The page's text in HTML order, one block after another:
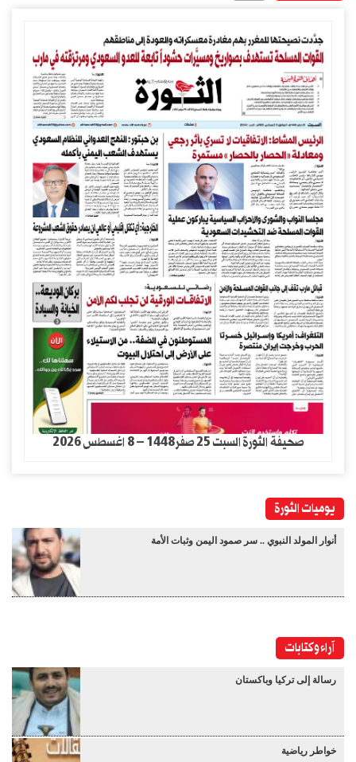
صحيفة الثورة السبت 25 صفر1448 – 8 اغسطس 2026
يوميات الثورة
أنوار المولد النبوي .. سر صمود اليمن وثبات الأمة
آراء وكتابات
رسالة إلى تركيا وباكستان
خواطر رياضية